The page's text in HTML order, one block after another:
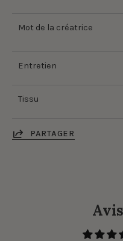
Mot de la créatrice
Entretien
Tissu
PARTAGER